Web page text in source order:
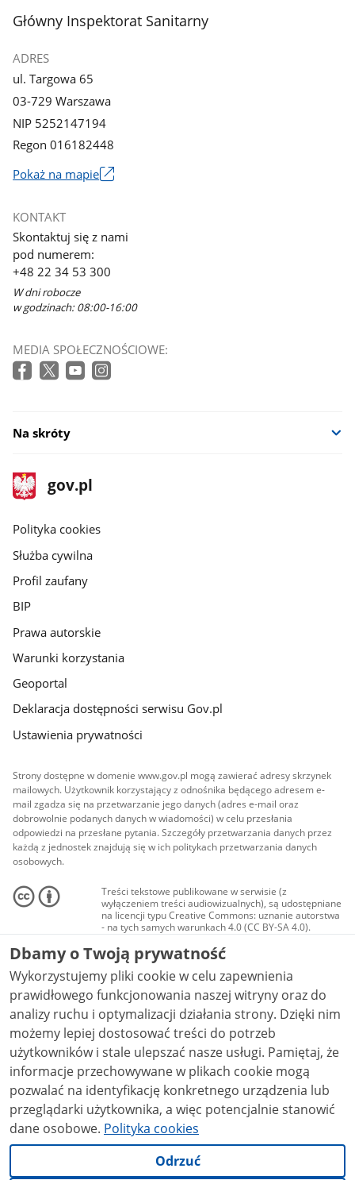
stopka
Główny Inspektorat Sanitarny
ADRES
ul. Targowa 65
03-729 Warszawa
NIP 5252147194
Regon 016182448
Pokaż na mapie
się
w
nowym
oknie
KONTAKT
Skontaktuj się z nami
pod numerem:
+48 22 34 53 300
W dni robocze
w godzinach: 08:00-16:00
MEDIA SPOŁECZNOŚCIOWE:
Na skróty
stopka
gov.pl
Strona
gov.pl
gov.pl
Polityka cookies
Służba cywilna
Profil zaufany
BIP
Prawa autorskie
Warunki korzystania
Geoportal
Deklaracja dostępności serwisu Gov.pl
Ustawienia prywatności
Strony dostępne w domenie www.gov.pl mogą zawierać adresy skrzynek
mailowych. Użytkownik korzystający z odnośnika będącego adresem e-
mail zgadza się na przetwarzanie jego danych (adres e-mail oraz
dobrowolnie podanych danych w wiadomości) w celu przesłania
odpowiedzi na przesłane pytania. Szczegóły przetwarzania danych przez
każdą z jednostek znajdują się w ich politykach przetwarzania danych
osobowych.
Treści tekstowe publikowane w serwisie (z
wyłączeniem treści audiowizualnych), są udostępniane
na licencji typu Creative Commons: uznanie autorstwa
- na tych samych warunkach 4.0 (CC BY-SA 4.0).
Materiały audiowizualne, w tym zdjęcia, materiały
audio i wideo, są udostępniane na licencji typu
Creative Commons: uznanie autorstwa użycie
niekomercyjne - bez utworów zależnych 4.0 (CC BY-
NC-ND 4.0), o ile nie jest to stwierdzone inaczej.
Dbamy o Twoją prywatność
Wykorzystujemy pliki cookie w celu zapewnienia
prawidłowego funkcjonowania naszej witryny oraz do
analizy ruchu i optymalizacji działania strony. Dzięki nim
możemy lepiej dostosować treści do potrzeb
użytkowników i stale ulepszać nasze usługi. Pamiętaj, że
informacje przechowywane w plikach cookie mogą
pozwalać na identyfikację konkretnego urządzenia lub
przeglądarki użytkownika, a więc potencjalnie stanowić
dane osobowe. Polityka cookies
Odrzuć